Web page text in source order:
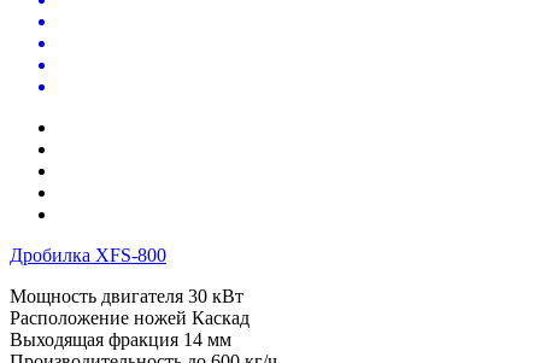
Дробилка XFS-800
Мощность двигателя 30 кВт
Расположение ножей Каскад
Выходящая фракция 14 мм